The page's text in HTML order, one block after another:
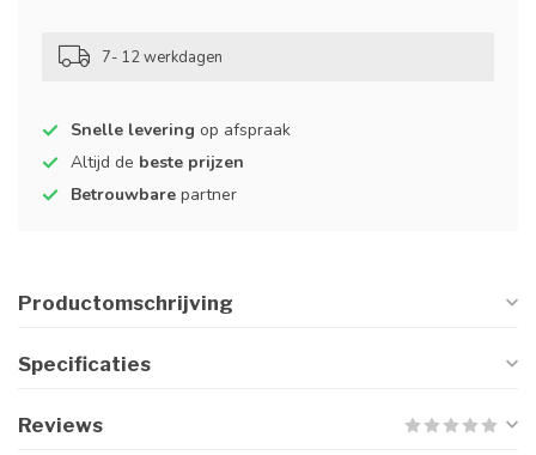
7- 12 werkdagen
Snelle levering op afspraak
Altijd de beste prijzen
Betrouwbare partner
Productomschrijving
Specificaties
Reviews